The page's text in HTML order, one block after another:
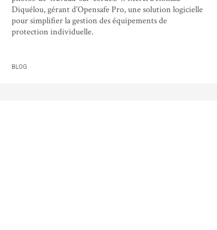
Diquélou, gérant d’Opensafe Pro, une solution logicielle
pour simplifier la gestion des équipements de
protection individuelle.
BLOG